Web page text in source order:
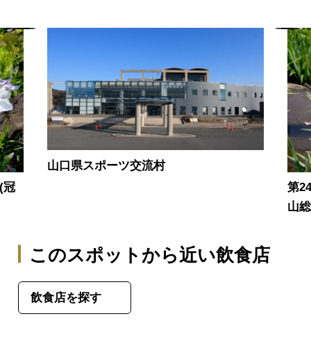
冠
山口県スポーツ交流村
第
山
このスポットから近い飲食店
飲食店を探す